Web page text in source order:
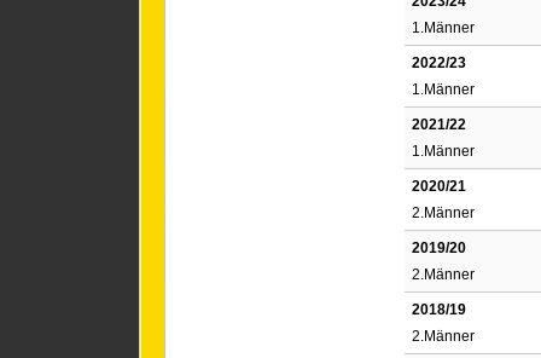
1.Männer
2022/23
1.Männer
2021/22
1.Männer
2020/21
2.Männer
2019/20
2.Männer
2018/19
2.Männer